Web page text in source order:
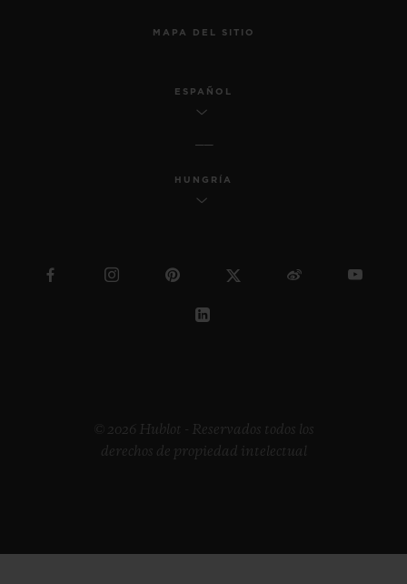
MAPA DEL SITIO
ESPAÑOL
HUNGRÍA
© 2026 Hublot - Reservados todos los
derechos de propiedad intelectual